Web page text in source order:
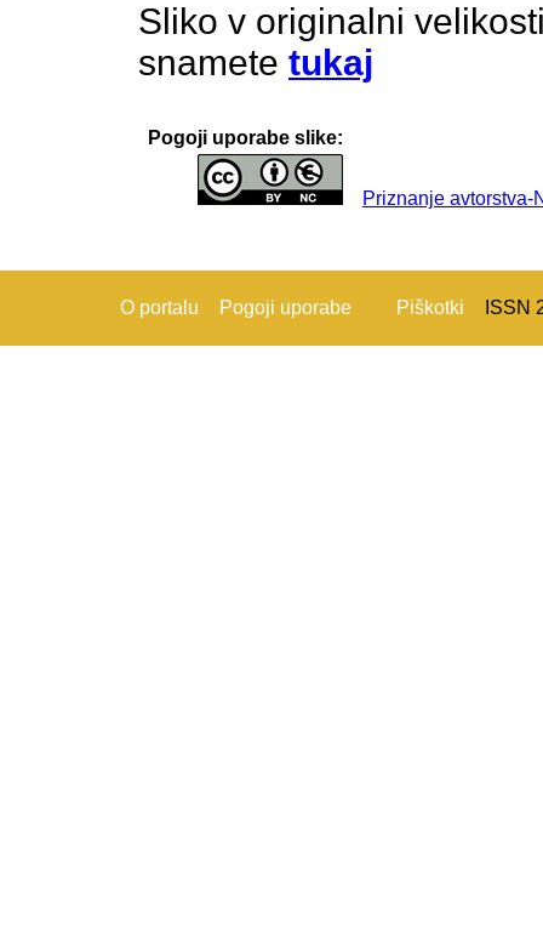
Sliko v originalni
snamete tukaj
Pogoji uporabe slike:
Priznanje avtorstva-
O portalu Pogoji uporabe Piškotki ISSN